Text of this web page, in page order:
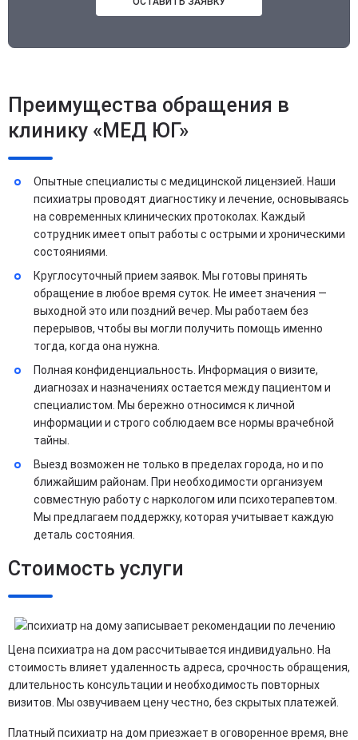
Преимущества обращения в
клинику «МЕД ЮГ»
Опытные специалисты с медицинской лицензией. Наши
психиатры проводят диагностику и лечение, основываясь
на современных клинических протоколах. Каждый
сотрудник имеет опыт работы с острыми и хроническими
состояниями.
Круглосуточный прием заявок. Мы готовы принять
обращение в любое время суток. Не имеет значения —
выходной это или поздний вечер. Мы работаем без
перерывов, чтобы вы могли получить помощь именно
тогда, когда она нужна.
Полная конфиденциальность. Информация о визите,
диагнозах и назначениях остается между пациентом и
специалистом. Мы бережно относимся к личной
информации и строго соблюдаем все нормы врачебной
тайны.
Выезд возможен не только в пределах города, но и по
ближайшим районам. При необходимости организуем
совместную работу с наркологом или психотерапевтом.
Мы предлагаем поддержку, которая учитывает каждую
деталь состояния.
Стоимость услуги
Цена психиатра на дом рассчитывается индивидуально. На
стоимость влияет удаленность адреса, срочность обращения,
длительность консультации и необходимость повторных
визитов. Мы озвучиваем цену честно, без скрытых платежей.
Платный психиатр на дом приезжает в оговоренное время, вне